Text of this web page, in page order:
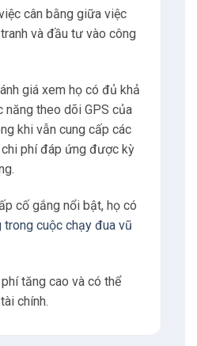
cân bằng giữa việc
và đầu tư vào công
giá xem họ có đủ khả
năng theo dõi GPS của
khi vẫn cung cấp các
phí đáp ứng được kỳ
cố gắng nổi bật, họ có
trong cuộc chạy đua vũ
tăng cao và có thể
chính.